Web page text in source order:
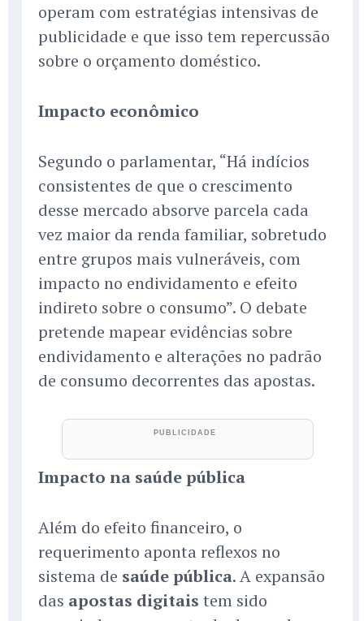
operam com estratégias intensivas de
publicidade e que isso tem repercussão
sobre o orçamento doméstico.
Impacto econômico
Segundo o parlamentar, “Há indícios
consistentes de que o crescimento
desse mercado absorve parcela cada
vez maior da renda familiar, sobretudo
entre grupos mais vulneráveis, com
impacto no endividamento e efeito
indireto sobre o consumo”. O debate
pretende mapear evidências sobre
endividamento e alterações no padrão
de consumo decorrentes das apostas.
Impacto na saúde pública
Além do efeito financeiro, o
requerimento aponta reflexos no
sistema de saúde pública. A expansão
das apostas digitais tem sido